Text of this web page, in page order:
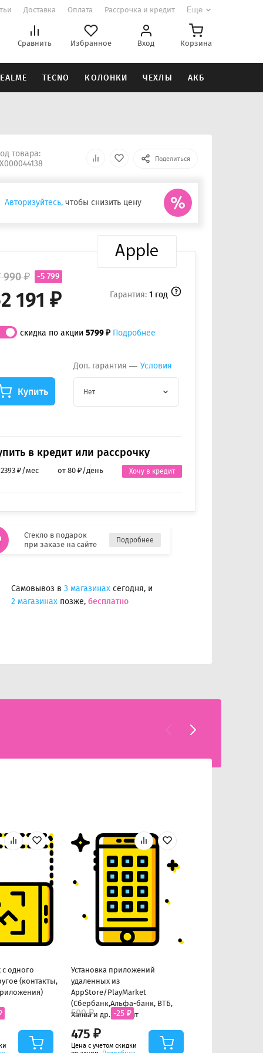
Доставка Оплата Рассрочка и кредит Еще
Сравнить Избранное Вход Корзина
TECNO КОЛОНКИ ЧЕХЛЫ АКБ
товара:
Поделиться
Авторизуйтесь, чтобы снизить цену
-5 799
990 ₽
191 ₽ Гарантия: 1 год
скидка по акции 5799 ₽ Подробнее
Купить
Доп. гарантия — Условия
Нет
в кредит или рассрочку
₽/мес от 80 ₽/день Хочу в кредит
Стекло в подарок
при заказе на сайте
Подробнее
Самовывоз в 3 магазинах сегодня, и
2 магазинах позже, бесплатно
одного
(контакты,
Установка приложений
удаленных из
AppStore/PlayMarket
(Сбербанк,Альфа-банк, ВТБ,
Халва и др.) до 5шт
475 ₽
500 ₽ -25 ₽
Цена с учетом скидки